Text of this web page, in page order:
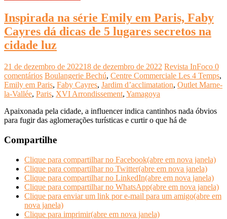
Inspirada na série Emily em Paris, Faby
Cayres dá dicas de 5 lugares secretos na
cidade luz
21 de dezembro de 202218 de dezembro de 2022 Revista InFoco 0
comentários Boulangerie Bechú, Centre Commerciale Les 4 Temps,
Emily em Paris, Faby Cayres, Jardim d’acclimatation, Outlet Marne-
la-Vallée, Paris, XVI Arrondissement, Yamagoya
Apaixonada pela cidade, a influencer indica cantinhos nada óbvios
para fugir das aglomerações turísticas e curtir o que há de
Compartilhe
Clique para compartilhar no Facebook(abre em nova janela)
Clique para compartilhar no Twitter(abre em nova janela)
Clique para compartilhar no LinkedIn(abre em nova janela)
Clique para compartilhar no WhatsApp(abre em nova janela)
Clique para enviar um link por e-mail para um amigo(abre em
nova janela)
Clique para imprimir(abre em nova janela)